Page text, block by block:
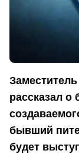
рассказал о
бывший
будет